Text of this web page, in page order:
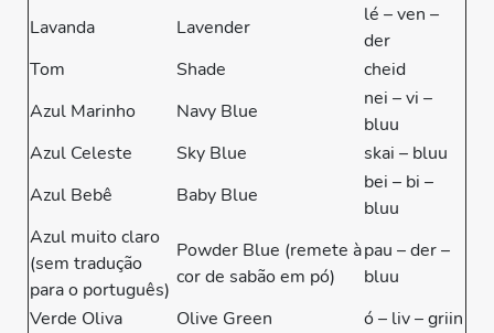
Lavanda
Lavender
lé – ven –
der
Tom
Shade
cheid
Azul Marinho
Navy Blue
nei – vi –
bluu
Azul Celeste
Sky Blue
skai – bluu
Azul Bebê
Baby Blue
bei – bi –
bluu
Azul muito claro
(sem tradução
para o português)
Powder Blue (remete à
cor de sabão em pó)
pau – der –
bluu
Verde Oliva
Olive Green
ó – liv – griin